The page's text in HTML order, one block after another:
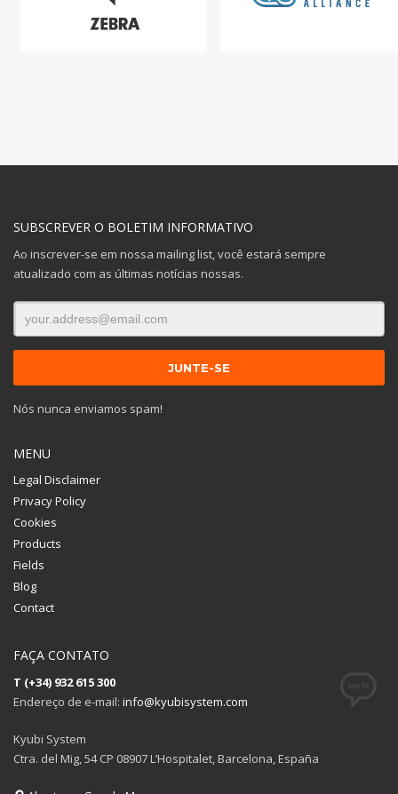
SUBSCREVER O BOLETIM INFORMATIVO
Ao inscrever-se em nossa mailing list, você estará sempre
atualizado com as últimas notícias nossas.
Nós nunca enviamos spam!
MENU
Legal Disclaimer
Privacy Policy
Cookies
Products
Fields
Blog
Contact
FAÇA CONTATO
T (+34) 932 615 300
Endereço de e-mail: info@kyubisystem.com
Kyubi System
Ctra. del Mig, 54 CP 08907 L’Hospitalet, Barcelona, España